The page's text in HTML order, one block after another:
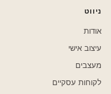
ניווט
אודות
עיצוב אישי
מעצבים
לקוחות עסקיים